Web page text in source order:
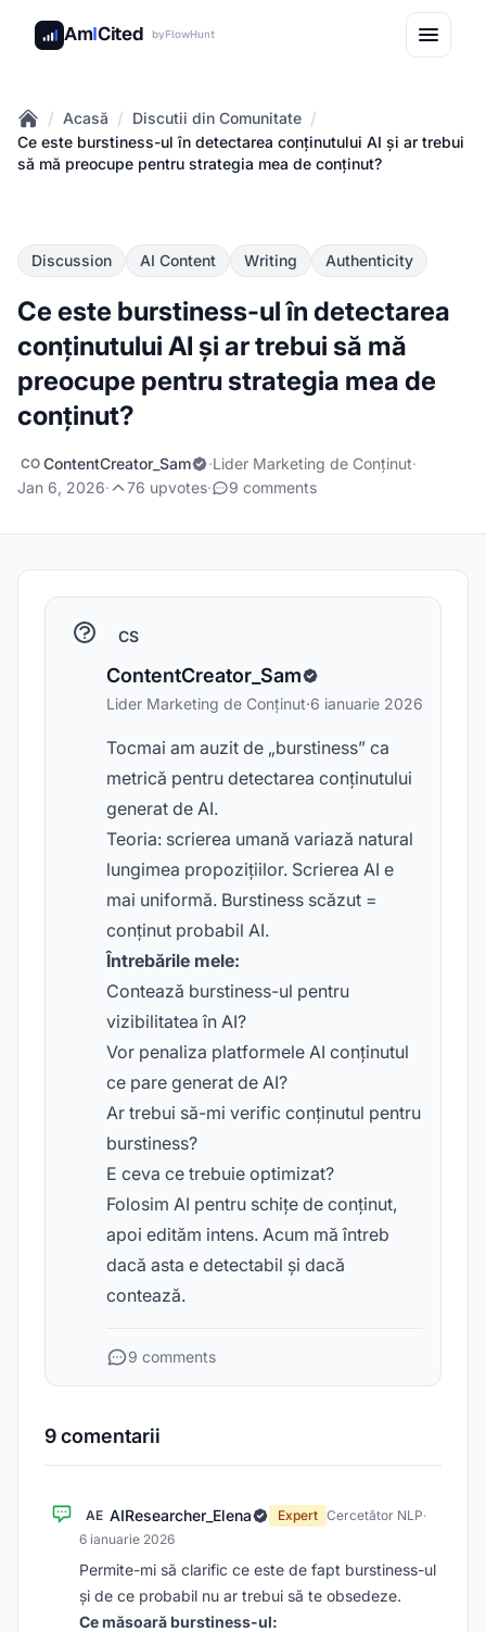
AmICited byFlowHunt
Home
/ Acasă / Discutii din Comunitate /
Ce este burstiness-ul în detectarea conținutului AI și ar trebui
să mă preocupe pentru strategia mea de conținut?
Discussion AI Content Writing Authenticity
Ce este burstiness-ul în detectarea
conținutului AI și ar trebui să mă
preocupe pentru strategia mea de
conținut?
CO ContentCreator_Sam ·Lider Marketing de Conținut·
Jan 6, 2026· 76 upvotes· 9 comments
CS
ContentCreator_Sam
Lider Marketing de Conținut·6 ianuarie 2026
Tocmai am auzit de „burstiness” ca
metrică pentru detectarea conținutului
generat de AI.
Teoria: scrierea umană variază natural
lungimea propozițiilor. Scrierea AI e
mai uniformă. Burstiness scăzut =
conținut probabil AI.
Întrebările mele:
Contează burstiness-ul pentru
vizibilitatea în AI?
Vor penaliza platformele AI conținutul
ce pare generat de AI?
Ar trebui să-mi verific conținutul pentru
burstiness?
E ceva ce trebuie optimizat?
Folosim AI pentru schițe de conținut,
apoi edităm intens. Acum mă întreb
dacă asta e detectabil și dacă
contează.
9 comments
9 comentarii
AE AIResearcher_Elena Expert Cercetător NLP·
6 ianuarie 2026
Permite-mi să clarific ce este de fapt burstiness-ul
și de ce probabil nu ar trebui să te obsedeze.
Ce măsoară burstiness-ul: